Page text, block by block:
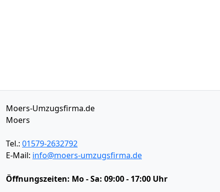
Moers-Umzugsfirma.de
Moers
Tel.: 01579-2632792
E-Mail: info@moers-umzugsfirma.de
Öffnungszeiten: Mo - Sa: 09:00 - 17:00 Uhr